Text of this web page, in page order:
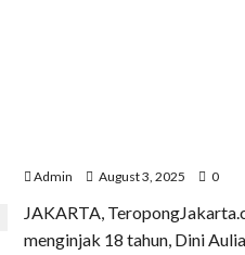
Admin August 3, 2025 0
JAKARTA,
menginjak 18 tahun, Dini